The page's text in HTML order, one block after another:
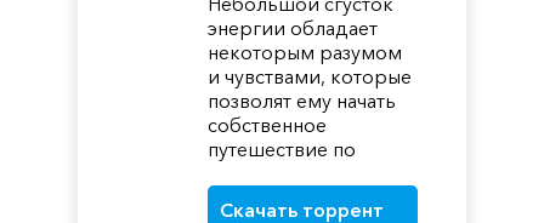
энергии обладает
некоторым разумом
и чувствами, которые
позволят ему начать
собственное
путешествие по
Скачать торрент